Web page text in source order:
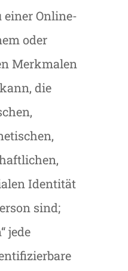
einer Online-
oder
Merkmalen
die
Identität
sind;
jede